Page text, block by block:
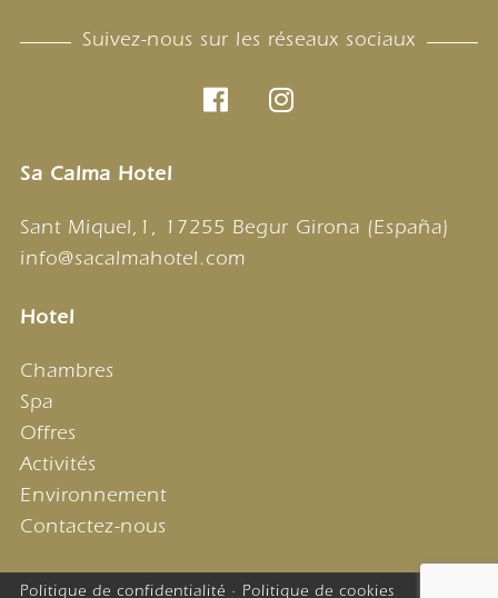
Suivez-nous sur les réseaux sociaux
Sa Calma Hotel
Sant Miquel,1, 17255 Begur Girona (España)
info@sacalmahotel.com
Hotel
Chambres
Spa
Offres
Activités
Environnement
Contactez-nous
Politique de confidentialité · Politique de cookies